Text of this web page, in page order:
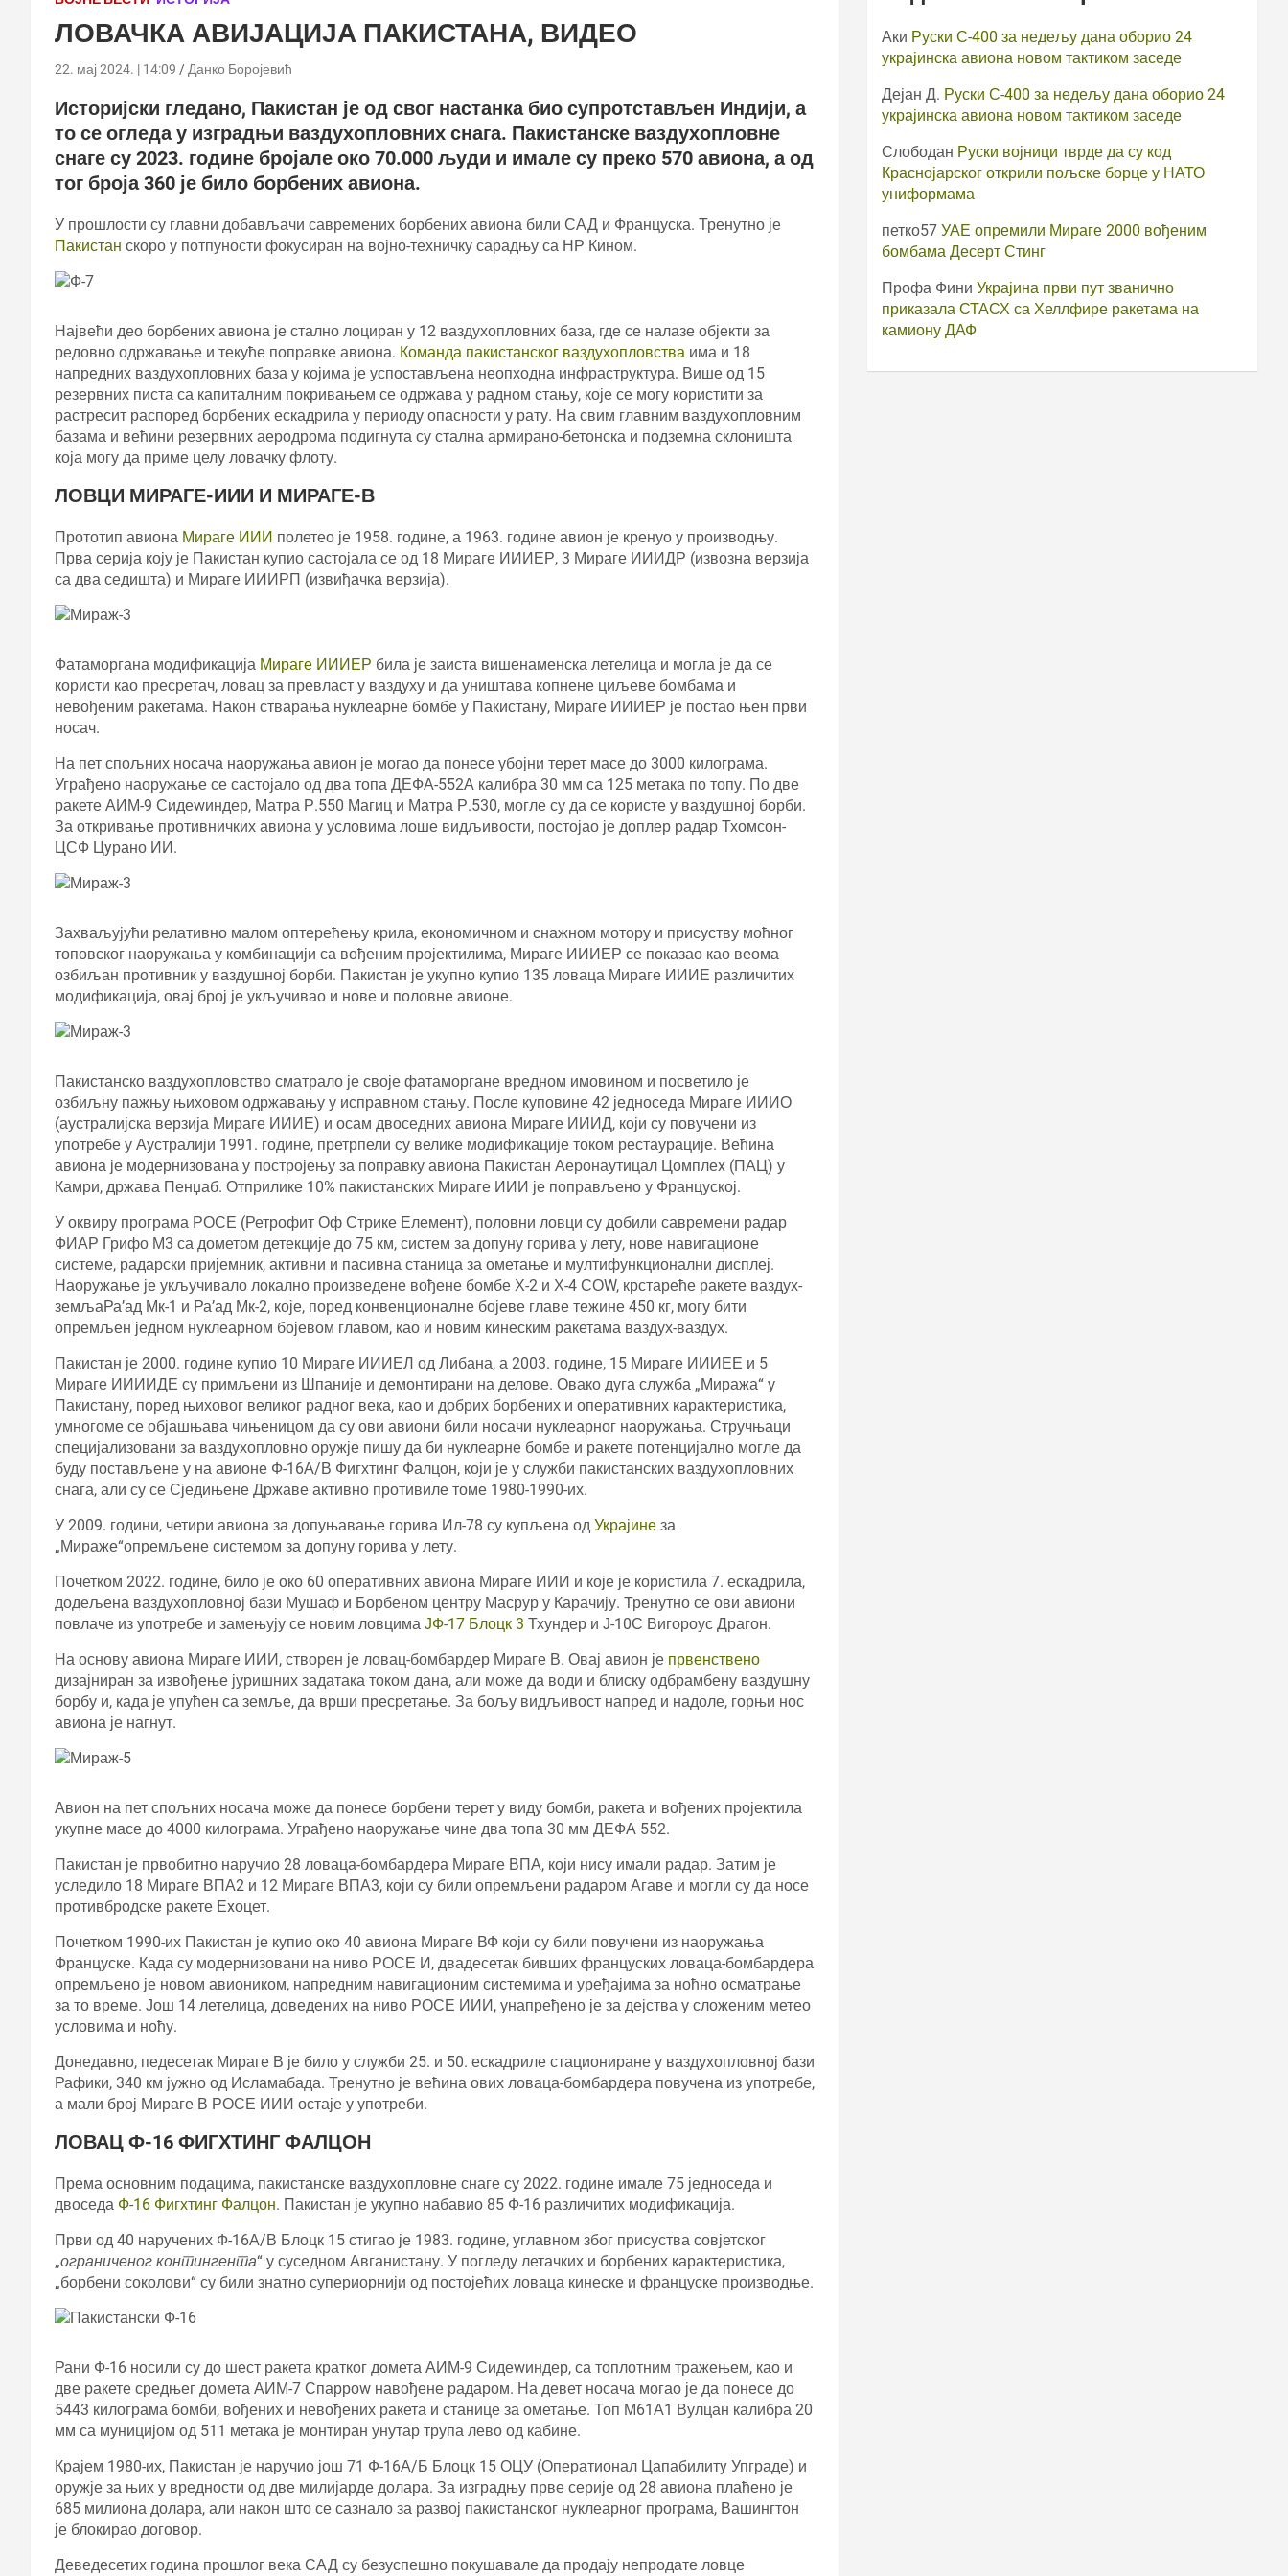
ЛОВАЧКА АВИЈАЦИЈА ПАКИСТАНА, ВИДЕО
22. мај 2024. | 14:09 Данко Боројевић
Историјски гледано, Пакистан је од свог настанка био супротстављен Индији, а
то се огледа у изградњи ваздухопловних снага. Пакистанске ваздухопловне
снаге су 2023. године бројале око 70.000 људи и имале су преко 570 авиона, а од
тог броја 360 је било борбених авиона.
У прошлости су главни добављачи савремених борбених авиона били САД и Француска. Тренутно је
Пакистан скоро у потпуности фокусиран на војно-техничку сарадњу са НР Кином.
Највећи део борбених авиона је стално лоциран у 12 ваздухопловних база, где се налазе објекти за
редовно одржавање и текуће поправке авиона. Команда пакистанског ваздухопловства има и 18
напредних ваздухопловних база у којима је успостављена неопходна инфраструктура. Више од 15
резервних писта са капиталним покривањем се одржава у радном стању, које се могу користити за
растресит распоред борбених ескадрила у периоду опасности у рату. На свим главним ваздухопловним
базама и већини резервних аеродрома подигнута су стална армирано-бетонска и подземна склоништа
која могу да приме целу ловачку флоту.
ЛОВЦИ МИРАГЕ-ИИИ И МИРАГЕ-В
Прототип авиона Мираге ИИИ полетео је 1958. године, а 1963. године авион је кренуо у производњу.
Прва серија коју је Пакистан купио састојала се од 18 Мираге ИИИЕР, 3 Мираге ИИИДР (извозна верзија
са два седишта) и Мираге ИИИРП (извиђачка верзија).
Фатаморгана модификација Мираге ИИИЕР била је заиста вишенаменска летелица и могла је да се
користи као пресретач, ловац за превласт у ваздуху и да уништава копнене циљеве бомбама и
невођеним ракетама. Након стварања нуклеарне бомбе у Пакистану, Мираге ИИИЕР је постао њен први
носач.
На пет спољних носача наоружања авион је могао да понесе убојни терет масе до 3000 килограма.
Уграђено наоружање се састојало од два топа ДЕФА-552А калибра 30 мм са 125 метака по топу. По две
ракете АИМ-9 Сидеwиндер, Матра Р.550 Магиц и Матра Р.530, могле су да се користе у ваздушној борби.
За откривање противничких авиона у условима лоше видљивости, постојао је доплер радар Тхомсон-
ЦСФ Цyрано ИИ.
Захваљујући релативно малом оптерећењу крила, економичном и снажном мотору и присуству моћног
топовског наоружања у комбинацији са вођеним пројектилима, Мираге ИИИЕР се показао као веома
озбиљан противник у ваздушној борби. Пакистан је укупно купио 135 ловаца Мираге ИИИЕ различитих
модификација, овај број је укључивао и нове и половне авионе.
Пакистанско ваздухопловство сматрало је своје фатаморгане вредном имовином и посветило је
озбиљну пажњу њиховом одржавању у исправном стању. После куповине 42 једноседа Мираге ИИИО
(аустралијска верзија Мираге ИИИЕ) и осам двоседних авиона Мираге ИИИД, који су повучени из
употребе у Аустралији 1991. године, претрпели су велике модификације током рестаурације. Већина
авиона је модернизована у постројењу за поправку авиона Пакистан Аеронаутицал Цомплеx (ПАЦ) у
Камри, држава Пенџаб. Отприлике 10% пакистанских Мираге ИИИ је поправљено у Француској.
У оквиру програма РОСЕ (Ретрофит Оф Стрике Елемент), половни ловци су добили савремени радар
ФИАР Грифо М3 са дометом детекције до 75 км, систем за допуну горива у лету, нове навигационе
системе, радарски пријемник, активни и пасивна станица за ометање и мултифункционални дисплеј.
Наоружање је укључивало локално произведене вођене бомбе Х-2 и Х-4 СОW, крстареће ракете ваздух-
земљаРа’ад Мк-1 и Ра’ад Мк-2, које, поред конвенционалне бојеве главе тежине 450 кг, могу бити
опремљен једном нуклеарном бојевом главом, као и новим кинеским ракетама ваздух-ваздух.
Пакистан је 2000. године купио 10 Мираге ИИИЕЛ од Либана, а 2003. године, 15 Мираге ИИИЕЕ и 5
Мираге ИИИИДЕ су примљени из Шпаније и демонтирани на делове. Овако дуга служба „Миража“ у
Пакистану, поред њиховог великог радног века, као и добрих борбених и оперативних карактеристика,
умногоме се објашњава чињеницом да су ови авиони били носачи нуклеарног наоружања. Стручњаци
специјализовани за ваздухопловно оружје пишу да би нуклеарне бомбе и ракете потенцијално могле да
буду постављене у на авионе Ф-16А/В Фигхтинг Фалцон, који је у служби пакистанских ваздухопловних
снага, али су се Сједињене Државе активно противиле томе 1980-1990-их.
У 2009. години, четири авиона за допуњавање горива Ил-78 су купљена од Украјине за
„Мираже“опремљене системом за допуну горива у лету.
Почетком 2022. године, било је око 60 оперативних авиона Мираге ИИИ и које је користила 7. ескадрила,
додељена ваздухопловној бази Мушаф и Борбеном центру Масрур у Карачију. Тренутно се ови авиони
повлаче из употребе и замењују се новим ловцима ЈФ-17 Блоцк 3 Тхундер и Ј-10С Вигороус Драгон.
На основу авиона Мираге ИИИ, створен је ловац-бомбардер Мираге В. Овај авион је првенствено
дизајниран за извођење јуришних задатака током дана, али може да води и блиску одбрамбену ваздушну
борбу и, када је упућен са земље, да врши пресретање. За бољу видљивост напред и надоле, горњи нос
авиона је нагнут.
Авион на пет спољних носача може да понесе борбени терет у виду бомби, ракета и вођених пројектила
укупне масе до 4000 килограма. Уграђено наоружање чине два топа 30 мм ДЕФА 552.
Пакистан је првобитно наручио 28 ловаца-бомбардера Мираге ВПА, који нису имали радар. Затим је
уследило 18 Мираге ВПА2 и 12 Мираге ВПА3, који су били опремљени радаром Агаве и могли су да носе
противбродске ракете Еxоцет.
Почетком 1990-их Пакистан је купио око 40 авиона Мираге ВФ који су били повучени из наоружања
Француске. Када су модернизовани на ниво РОСЕ И, двадесетак бивших француских ловаца-бомбардера
опремљено је новом авиоником, напредним навигационим системима и уређајима за ноћно осматрање
за то време. Још 14 летелица, доведених на ниво РОСЕ ИИИ, унапређено је за дејства у сложеним метео
условима и ноћу.
Донедавно, педесетак Мираге В је било у служби 25. и 50. ескадриле стациониране у ваздухопловној бази
Рафики, 340 км јужно од Исламабада. Тренутно је већина ових ловаца-бомбардера повучена из употребе,
а мали број Мираге В РОСЕ ИИИ остаје у употреби.
ЛОВАЦ Ф-16 ФИГХТИНГ ФАЛЦОН
Према основним подацима, пакистанске ваздухопловне снаге су 2022. године имале 75 једноседа и
двоседа Ф-16 Фигхтинг Фалцон. Пакистан је укупно набавио 85 Ф-16 различитих модификација.
Први од 40 наручених Ф-16А/В Блоцк 15 стигао је 1983. године, углавном због присуства совјетског
„ограниченог контингента“ у суседном Авганистану. У погледу летачких и борбених карактеристика,
„борбени соколови“ су били знатно супериорнији од постојећих ловаца кинеске и француске производње.
Рани Ф-16 носили су до шест ракета кратког домета АИМ-9 Сидеwиндер, са топлотним тражењем, као и
две ракете средњег домета АИМ-7 Спарроw навођене радаром. На девет носача могао је да понесе до
5443 килограма бомби, вођених и невођених ракета и станице за ометање. Топ М61А1 Вулцан калибра 20
мм са муницијом од 511 метака је монтиран унутар трупа лево од кабине.
Крајем 1980-их, Пакистан је наручио још 71 Ф-16А/Б Блоцк 15 ОЦУ (Оператионал Цапабилитy Упграде) и
оружје за њих у вредности од две милијарде долара. За изградњу прве серије од 28 авиона плаћено је
685 милиона долара, али након што се сазнало за развој пакистанског нуклеарног програма, Вашингтон
је блокирао договор.
Деведесетих година прошлог века САД су безуспешно покушавале да продају непродате ловце
Аки Руски С-400 за недељу дана оборио 24
украјинска авиона новом тактиком заседе
Дејан Д. Руски С-400 за недељу дана оборио 24
украјинска авиона новом тактиком заседе
Слободан Руски војници тврде да су код
Краснојарског открили пољске борце у НАТО
униформама
петко57 УАЕ опремили Мираге 2000 вођеним
бомбама Десерт Стинг
Профа Фини Украјина први пут званично
приказала СТАСХ са Хеллфире ракетама на
камиону ДАФ